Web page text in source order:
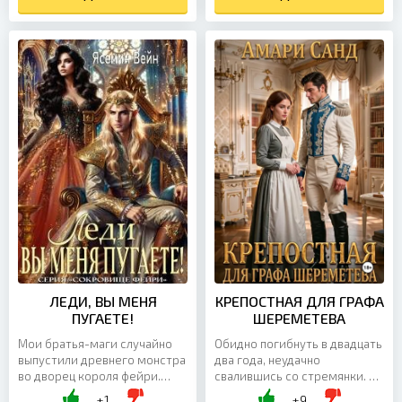
держится на...
ЛЕДИ, ВЫ МЕНЯ
ПУГАЕТЕ!
Мои братья-маги случайно
выпустили древнего монстра
во дворец короля фейри.
Теперь, чтобы выжить, мне
КРЕПОСТНАЯ ДЛЯ ГРАФА
ШЕРЕМЕТЕВА
Обидно погибнуть в двадцать
два года, неудачно
свалившись со стремянки. Но
еще обиднее —